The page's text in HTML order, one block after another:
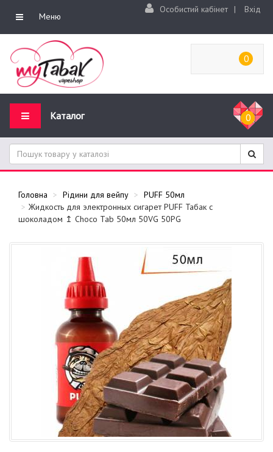
Меню
Особистий кабінет | Вхід
0
Каталог 0
Головна Рідини для вейпу
PUFF 50мл
Жидкость для электронных сигарет PUFF Табак с
шоколадом ↥ Choco Tab 50мл 50VG 50PG